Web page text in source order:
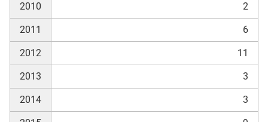
2010 2
2011 6
2012 11
2013 3
2014 3